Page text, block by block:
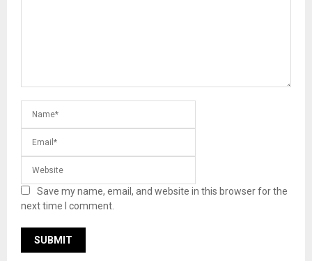
Save my name, email, and website in this browser for the
next time I comment.